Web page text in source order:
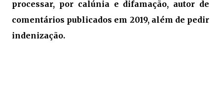
processar, por calúnia e difamação, autor de
comentários publicados em 2019, além de pedir
indenização.